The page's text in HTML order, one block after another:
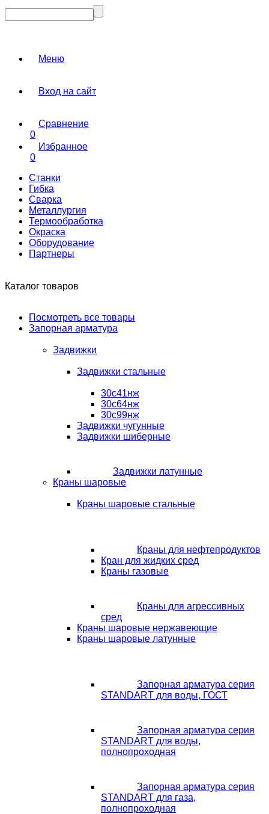
Меню
Вход на сайт
Сравнение
0
Избранное
0
Станки
Гибка
Сварка
Металлургия
Термообработка
Окраска
Оборудование
Партнеры
Каталог товаров
Посмотреть все товары
Запорная арматура
Задвижки
Задвижки стальные
30с41нж
30с64нж
30с99нж
Задвижки чугунные
Задвижки шиберные
Задвижки латунные
Краны шаровые
Краны шаровые стальные
Краны для нефтепродуктов
Кран для жидких сред
Краны газовые
Краны для агрессивных
сред
Краны шаровые нержавеющие
Краны шаровые латунные
Запорная арматура серия
STANDART для воды, ГОСТ
Запорная арматура серия
STANDART для воды,
полнопроходная
Запорная арматура серия
STANDART для газа,
полнопроходная